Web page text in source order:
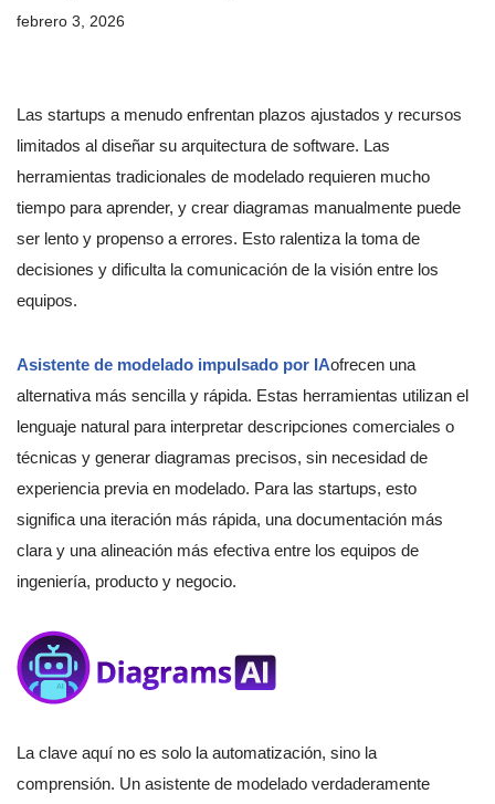
febrero 3, 2026
Las startups a menudo enfrentan plazos ajustados y recursos
limitados al diseñar su arquitectura de software. Las
herramientas tradicionales de modelado requieren mucho
tiempo para aprender, y crear diagramas manualmente puede
ser lento y propenso a errores. Esto ralentiza la toma de
decisiones y dificulta la comunicación de la visión entre los
equipos.
Asistente de modelado impulsado por IAofrecen una
alternativa más sencilla y rápida. Estas herramientas utilizan el
lenguaje natural para interpretar descripciones comerciales o
técnicas y generar diagramas precisos, sin necesidad de
experiencia previa en modelado. Para las startups, esto
significa una iteración más rápida, una documentación más
clara y una alineación más efectiva entre los equipos de
ingeniería, producto y negocio.
La clave aquí no es solo la automatización, sino la
comprensión. Un asistente de modelado verdaderamente